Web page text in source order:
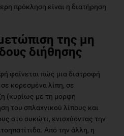
πρόκληση είναι η διατήρηση
της μη
διήθησης
φαίνεται πώς μια διατροφή
κορεσμένα λίπη, σε
(κυρίως με τη μορφή
του σπλαχνικού λίπους και
στο συκώτι, ενισχύοντας την
Από την άλλη, η